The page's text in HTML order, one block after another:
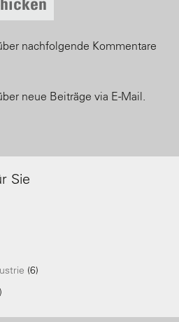
nachfolgende Kommentare
neue Beiträge via E-Mail.
Sie
(6)